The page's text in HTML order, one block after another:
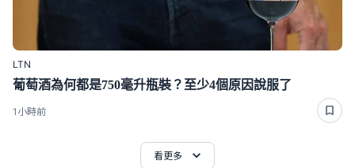
LTN
葡萄酒為何都是750毫升瓶裝？至少4個原因說服了
1小時前
看更多